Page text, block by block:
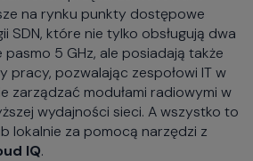
na rynku punkty dostępowe
SDN, które nie tylko obsługują dwa
5 GHz, ale posiadają także
pracy, pozwalając zespołowi IT w
zarządzać modułami radiowymi w
wydajności sieci. A wszystko to
lokalnie za pomocą narzędzi z
IQ.